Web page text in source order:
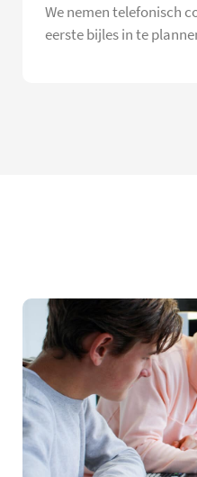
We nemen telefonisch
eerste bijles in te